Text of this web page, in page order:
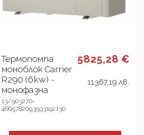
Термопомпа
моноблок Carrier
R290 (6kw) -
монофазна
13/903270-
4665782093593192130
5825,28 €
11367,19 лв.